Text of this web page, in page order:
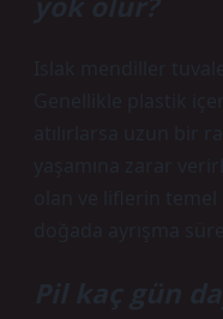
Islak mendiller
Genellikle plastik
atılırlarsa uzun bir
yaşamına zarar
olan ve liflerin
doğada ayrışma
Pil kaç gün